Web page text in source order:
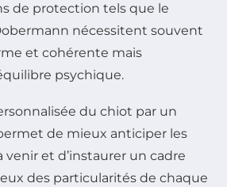
de protection tels que le
nécessitent souvent
et cohérente mais
psychique.
du chiot par un
de mieux anticiper les
et d’instaurer un cadre
des particularités de chaque